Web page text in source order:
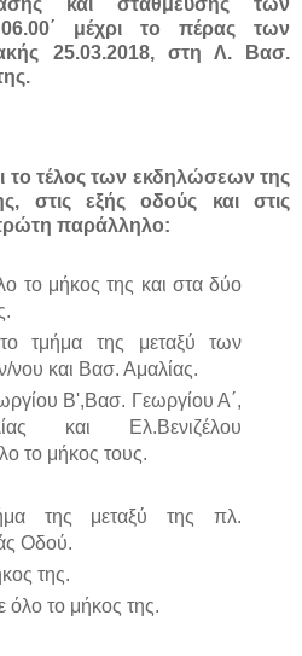
και στάθμευσης των
μέχρι το πέρας των
25.03.2018, στη Λ. Βασ.
το τέλος των εκδηλώσεων της
στις εξής οδούς και στις
παράλληλο:
το μήκος της και στα δύο
τμήμα της μεταξύ των
και Βασ. Αμαλίας.
Β',Βασ. Γεωργίου Α΄,
και Ελ.Βενιζέλου
το μήκος τους.
της μεταξύ της πλ.
Οδού.
της.
όλο το μήκος της.